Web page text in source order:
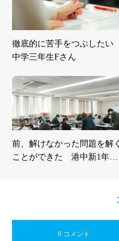
徹底的に苦手をつぶしたい
中学三年生Fさん
前、解けなかった問題を解く
ことができた 港中新1年…
0 コメント